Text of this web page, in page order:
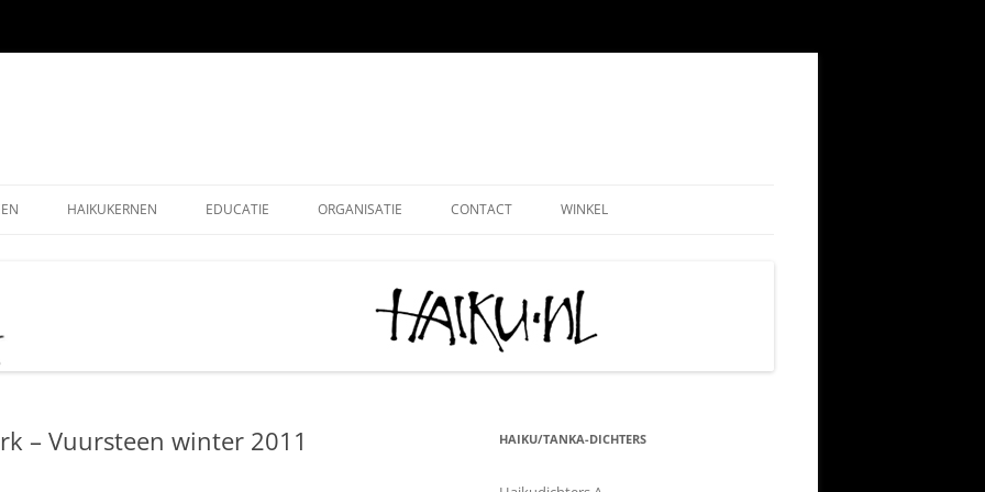
OUDE EDITIES
– KUKAI
HAIKUKERNEN EDUCATIE
VOLWASSENEN-GEVORDERDEN
ORGANISATIE
HAIKU STICHTING NEDERLAND
MONOKU HAIKUWEDSTRIJD: PAUL
MERCKEN AANMOEDIGINGSPRIJS
CONTACT
LEDENADMINISTRATIE
LIDMAATSCHAP
DONATIE
WINKEL
MIJN ACCOUNT
CONTRIBUTIE HKN
KLACHTENPROCEDURE
– Vuursteen winter 2011 HAIKU/TANKA-DICHTERS